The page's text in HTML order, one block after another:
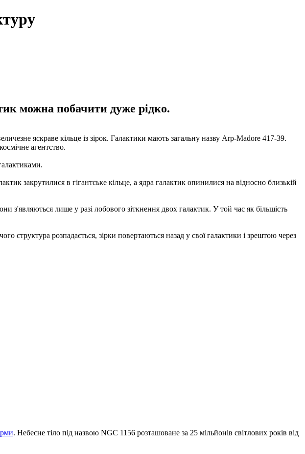
можна побачити дуже рідко.
яскраве кільце із зірок. Галактики мають загальну назву Arp-Madore 417-39.
агентство.
закрутилися в гігантське кільце, а ядра галактик опинилися на відносно близькій
з'являються лише у разі лобового зіткнення двох галактик. У той час як більшість
структура розпадається, зірки повертаються назад у свої галактики і зрештою через
. Небесне тіло під назвою NGC 1156 розташоване за 25 мільйонів світлових років від